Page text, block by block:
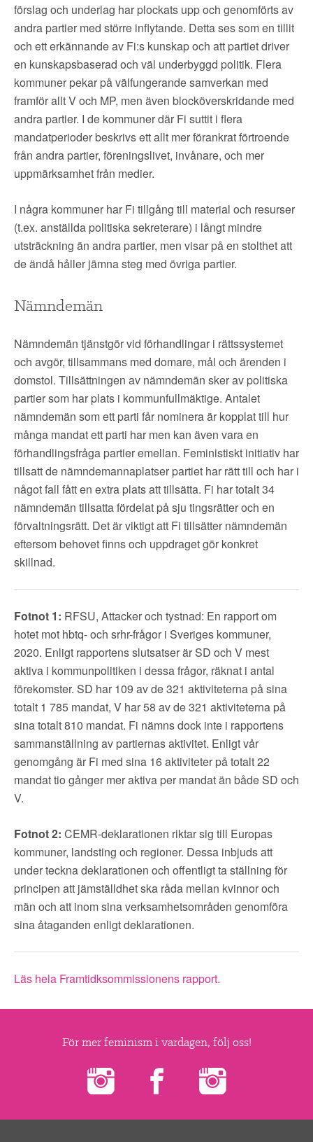
förslag och underlag har plockats upp och genomförts av
andra partier med större inflytande. Detta ses som en tillit
och ett erkännande av Fi:s kunskap och att partiet driver
en kunskapsbaserad och väl underbyggd politik. Flera
kommuner pekar på välfungerande samverkan med
framför allt V och MP, men även blocköverskridande med
andra partier. I de kommuner där Fi suttit i flera
mandatperioder beskrivs ett allt mer förankrat förtroende
från andra partier, föreningslivet, invånare, och mer
uppmärksamhet från medier.
I några kommuner har Fi tillgång till material och resurser
(t.ex. anställda politiska sekreterare) i långt mindre
utsträckning än andra partier, men visar på en stolthet att
de ändå håller jämna steg med övriga partier.
Nämndemän
Nämndemän tjänstgör vid förhandlingar i rättssystemet
och avgör, tillsammans med domare, mål och ärenden i
domstol. Tillsättningen av nämndemän sker av politiska
partier som har plats i kommunfullmäktige. Antalet
nämndemän som ett parti får nominera är kopplat till hur
många mandat ett parti har men kan även vara en
förhandlingsfråga partier emellan. Feministiskt initiativ har
tillsatt de nämndemannaplatser partiet har rätt till och har i
något fall fått en extra plats att tillsätta. Fi har totalt 34
nämndemän tillsatta fördelat på sju tingsrätter och en
förvaltningsrätt. Det är viktigt att Fi tillsätter nämndemän
eftersom behovet finns och uppdraget gör konkret
skillnad.
Fotnot 1: RFSU, Attacker och tystnad: En rapport om
hotet mot hbtq- och srhr-frågor i Sveriges kommuner,
2020. Enligt rapportens slutsatser är SD och V mest
aktiva i kommunpolitiken i dessa frågor, räknat i antal
förekomster. SD har 109 av de 321 aktiviteterna på sina
totalt 1 785 mandat, V har 58 av de 321 aktiviteterna på
sina totalt 810 mandat. Fi nämns dock inte i rapportens
sammanställning av partiernas aktivitet. Enligt vår
genomgång är Fi med sina 16 aktiviteter på totalt 22
mandat tio gånger mer aktiva per mandat än både SD och
V.
Fotnot 2: CEMR-deklarationen riktar sig till Europas
kommuner, landsting och regioner. Dessa inbjuds att
under teckna deklarationen och offentligt ta ställning för
principen att jämställdhet ska råda mellan kvinnor och
män och att inom sina verksamhetsområden genomföra
sina åtaganden enligt deklarationen.
Läs hela Framtidksommissionens rapport.
För mer feminism i vardagen, följ oss!